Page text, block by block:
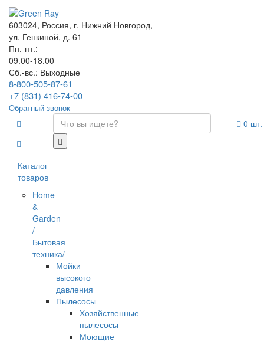
603024, Россия, г. Нижний Новгород,
ул. Генкиной, д. 61
Пн.-пт.:
09.00-18.00
Сб.-вс.: Выходные
8-800-505-87-61
+7 (831) 416-74-00
Обратный звонок
Каталог
товаров
Home
&
Garden
/
Бытовая
техника/
Мойки
высокого
давления
Пылесосы
Хозяйственные
пылесосы
Моющие
0